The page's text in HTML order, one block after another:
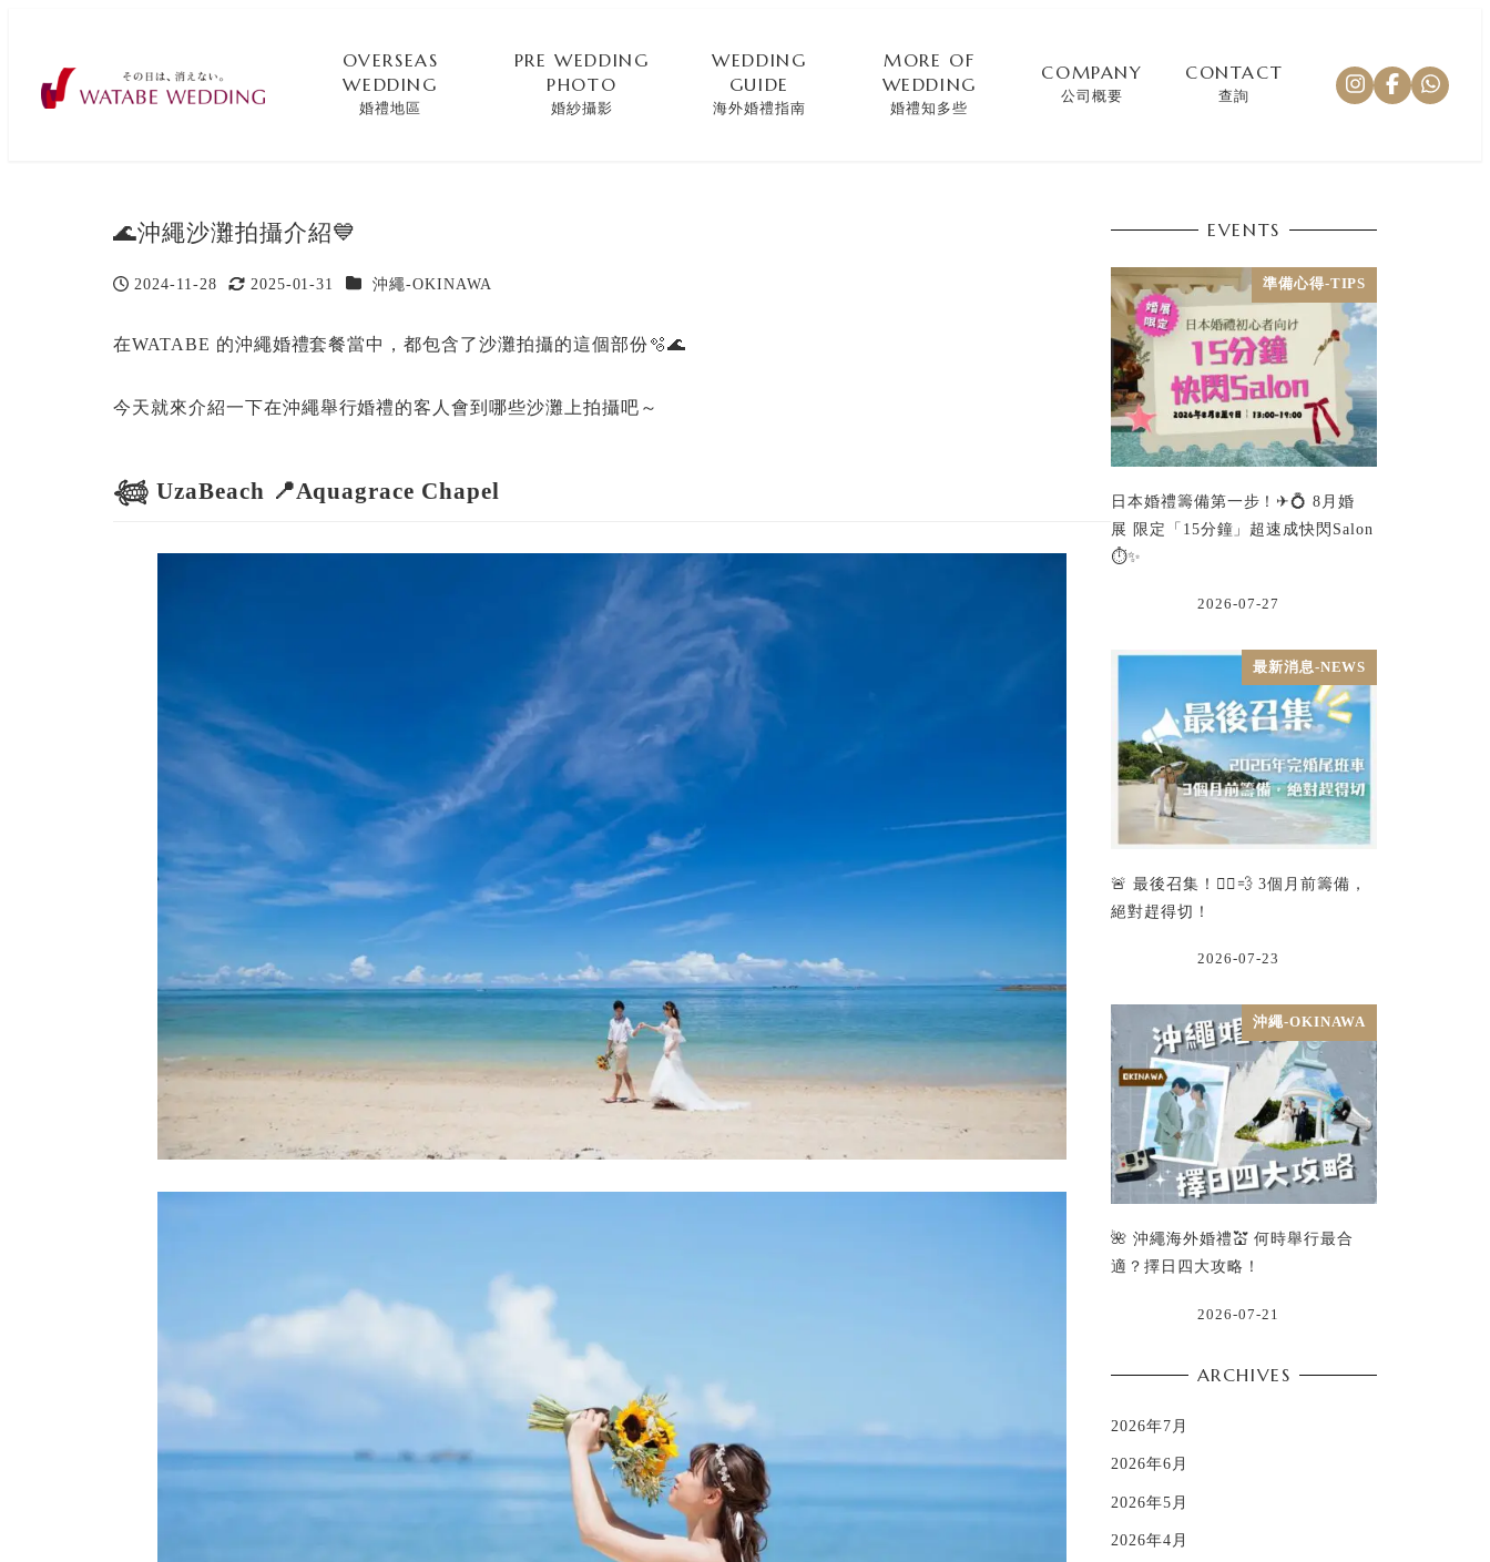
OVERSEAS
WEDDING
婚禮地區
PRE WEDDING
PHOTO
婚紗攝影
WEDDING
GUIDE
海外婚禮指南
MORE OF
WEDDING
婚禮知多些
COMPANY
公司概要
CONTACT
查詢
🌊沖繩沙灘拍攝介紹💙
投稿日
2024-11-28
更新日
2025-01-31 カテゴリー
沖繩-OKINAWA
在WATABE 的沖繩婚禮套餐當中，都包含了沙灘拍攝的這個部份🫧🌊
今天就來介紹一下在沖繩舉行婚禮的客人會到哪些沙灘上拍攝吧～
𓆉 UzaBeach 📍Aquagrace Chapel
EVENTS
準備心得-TIPS
日本婚禮籌備第一步！✈💍 8月婚
展 限定「15分鐘」超速成快閃Salon
⏱️✨
2026-07-27
最新消息-NEWS
🚨 最後召集！🏃‍♂️💨 3個月前籌備，
絕對趕得切！
2026-07-23
沖繩-OKINAWA
🌺 沖繩海外婚禮💒 何時舉行最合
適？擇日四大攻略！
2026-07-21
ARCHIVES
2026年7月
2026年6月
2026年5月
2026年4月